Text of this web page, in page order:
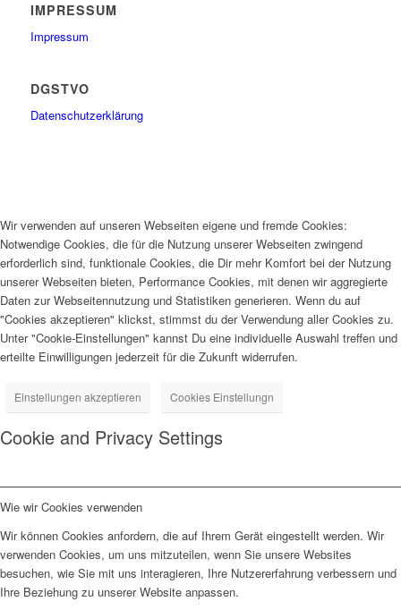
IMPRESSUM
Impressum
DGSTVO
Datenschutzerklärung
Wir verwenden auf unseren Webseiten eigene und fremde Cookies:
Notwendige Cookies, die für die Nutzung unserer Webseiten zwingend
erforderlich sind, funktionale Cookies, die Dir mehr Komfort bei der Nutzung
unserer Webseiten bieten, Performance Cookies, mit denen wir aggregierte
Daten zur Webseitennutzung und Statistiken generieren. Wenn du auf
"Cookies akzeptieren" klickst, stimmst du der Verwendung aller Cookies zu.
Unter "Cookie-Einstellungen" kannst Du eine individuelle Auswahl treffen und
erteilte Einwilligungen jederzeit für die Zukunft widerrufen.
Einstellungen akzeptieren Cookies Einstellungn
Cookie and Privacy Settings
Wie wir Cookies verwenden
Wir können Cookies anfordern, die auf Ihrem Gerät eingestellt werden. Wir
verwenden Cookies, um uns mitzuteilen, wenn Sie unsere Websites
besuchen, wie Sie mit uns interagieren, Ihre Nutzererfahrung verbessern und
Ihre Beziehung zu unserer Website anpassen.